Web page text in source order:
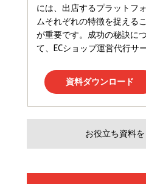
Amazonランキ
Amazonランキ
Amazonランキ